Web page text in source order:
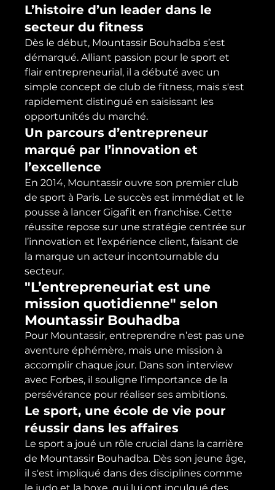
L’histoire d’un leader dans le
secteur du fitness
Dès le début, Mountassir Bouhadba s’est
démarqué. Alliant passion pour le sport et
flair entrepreneurial, il a débuté avec un
simple concept de club de fitness, mais s'est
rapidement distingué en saisissant les
opportunités du marché.
Un parcours d’entrepreneur
marqué par l’innovation et
l’excellence
En 2014, Mountassir ouvre son premier club
de sport à Paris. Le succès est immédiat et le
pousse à lancer Gigafit en franchise. Cette
réussite repose sur une stratégie centrée sur
l’innovation et l’expérience client, faisant de
la marque un acteur incontournable du
secteur.
"L’entrepreneuriat est une
mission quotidienne" selon
Mountassir Bouhadba
Pour Mountassir, entreprendre n’est pas une
aventure éphémère, mais une mission à
accomplir chaque jour. Dans son interview
avec Forbes, il souligne l’importance de la
persévérance pour réaliser ses ambitions.
Le sport, une école de vie pour
réussir dans les affaires
Le sport a joué un rôle crucial dans la carrière
de Mountassir Bouhadba. Dès son jeune âge,
il s'est impliqué dans des disciplines comme